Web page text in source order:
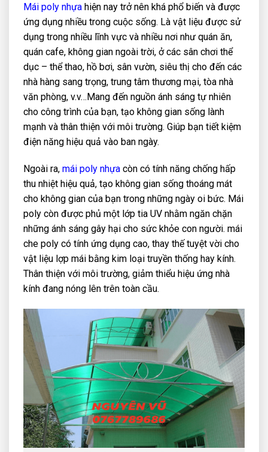
Mái poly nhựa hiện nay trở nên khá phổ biến và được
ứng dụng nhiều trong cuộc sống. Là vật liệu được sử
dụng trong nhiều lĩnh vực và nhiều nơi như quán ăn,
quán cafe, không gian ngoài trời, ở các sân chơi thể
dục – thể thao, hồ bơi, sân vườn, siêu thị cho đến các
nhà hàng sang trọng, trung tâm thương mại, tòa nhà
văn phòng, v.v…Mang đến nguồn ánh sáng tự nhiên
cho công trình của bạn, tạo không gian sống lành
mạnh và thân thiện với môi trường. Giúp bạn tiết kiệm
điện năng hiệu quả vào ban ngày.
Ngoài ra, mái poly nhựa còn có tính năng chống hấp
thu nhiệt hiệu quả, tạo không gian sống thoáng mát
cho không gian của bạn trong những ngày oi bức. Mái
poly còn được phủ một lớp tia UV nhằm ngăn chặn
những ánh sáng gây hại cho sức khỏe con người. mái
che poly có tính ứng dụng cao, thay thế tuyệt vời cho
vật liệu lợp mái bằng kim loại truyền thống hay kính.
Thân thiện với môi trường, giảm thiểu hiệu ứng nhà
kính đang nóng lên trên toàn cầu.